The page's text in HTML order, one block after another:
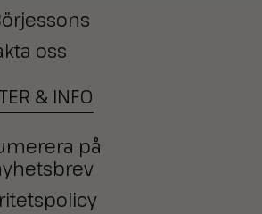
oss
& INFO
på